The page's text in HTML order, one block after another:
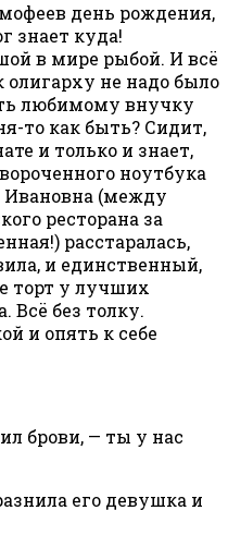
день рождения,
знает куда!
в мире рыбой. И всё
олигарху не надо было
любимому внучку
то как быть? Сидит,
и только и знает,
ноутбука
(между
ресторана за
расстаралась,
и единственный,
торт у лучших
Всё без толку.
и опять к себе
брови, — ты у нас
его девушка и